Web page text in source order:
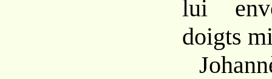
lui
doigts